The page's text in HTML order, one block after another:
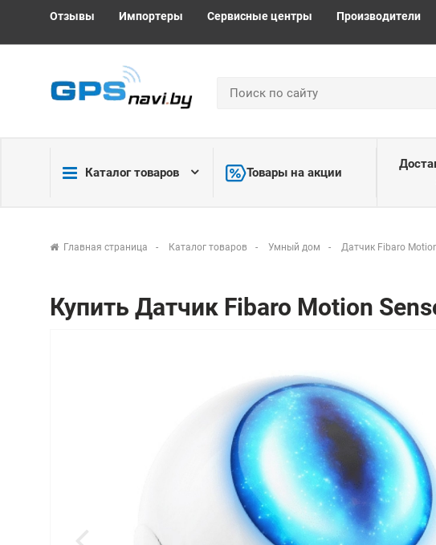
Отзывы Импортеры Сервисные центры Производители
Каталог товаров Товары на акции
Главная страница Каталог товаров Умный дом Датчик Fibaro
Купить Датчик Fibaro Motion